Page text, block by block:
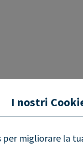
I nostri
per migliorare la